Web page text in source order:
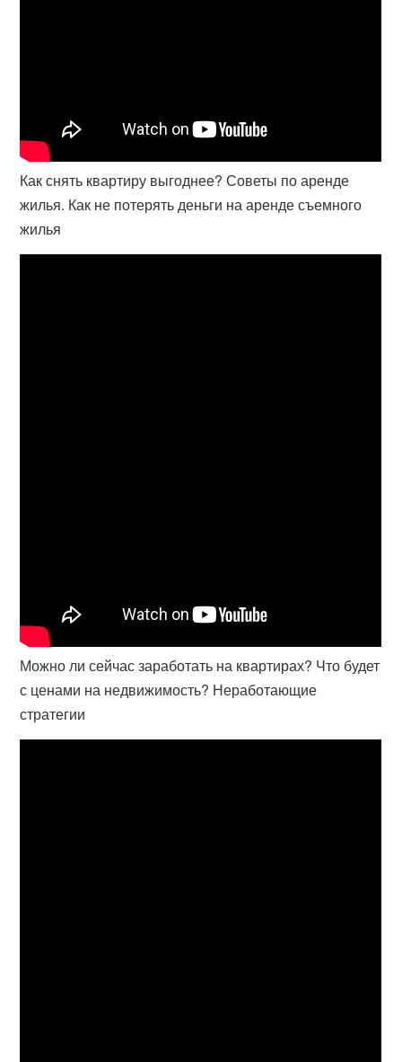
Как снять квартиру выгоднее? Советы по аренде
жилья. Как не потерять деньги на аренде съемного
жилья
Можно ли сейчас заработать на квартирах? Что будет
с ценами на недвижимость? Неработающие
стратегии